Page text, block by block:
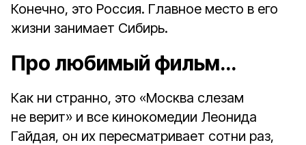
Конечно, это Россия. Главное место в его
жизни занимает Сибирь.
Про любимый фильм…
Как ни странно, это «Москва слезам
не верит» и все кинокомедии Леонида
Гайдая, он их пересматривает сотни раз,